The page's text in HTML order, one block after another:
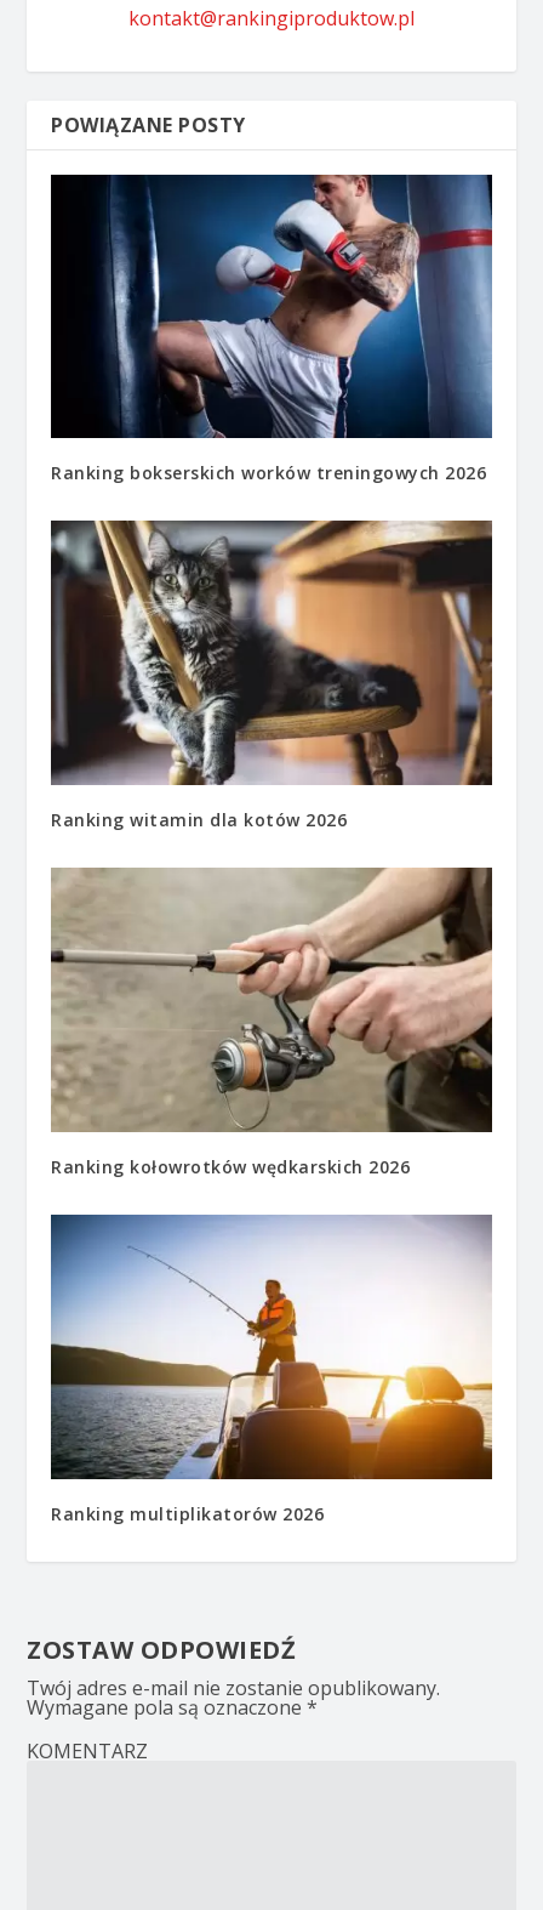
kontakt@rankingiproduktow.pl
POWIĄZANE POSTY
Ranking bokserskich worków treningowych 2026
Ranking witamin dla kotów 2026
Ranking kołowrotków wędkarskich 2026
Ranking multiplikatorów 2026
ZOSTAW ODPOWIEDŹ
Twój adres e-mail nie zostanie opublikowany.
Wymagane pola są oznaczone*
KOMENTARZ